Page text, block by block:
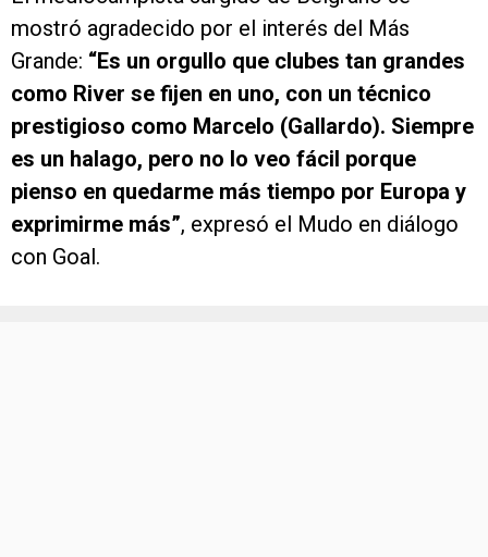
mostró agradecido por el interés del Más
Grande: “Es un orgullo que clubes tan grandes
como River se fijen en uno, con un técnico
prestigioso como Marcelo (Gallardo). Siempre
es un halago, pero no lo veo fácil porque
pienso en quedarme más tiempo por Europa y
exprimirme más”, expresó el Mudo en diálogo
con Goal.